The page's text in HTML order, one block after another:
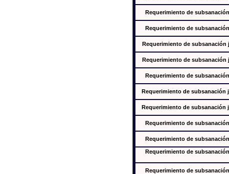
Requerimiento de
Requerimiento de
Requerimiento de subsanación
Requerimiento de subsanación
Requerimiento de
Requerimiento de subsanación
Requerimiento de subsanación
Requerimiento de
Requerimiento de
Requerimiento de
Requerimiento de